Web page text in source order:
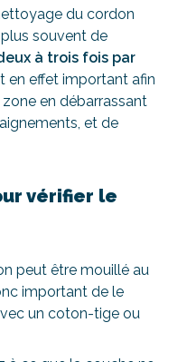
du cordon
souvent de
à trois fois par
en effet important afin
en débarrassant
et de
vérifier le
peut être mouillé au
important de le
un coton-tige ou